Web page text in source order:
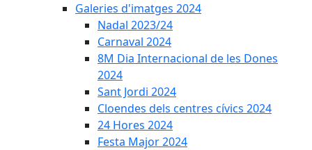
Galeries d'imatges 2024
Nadal 2023/24
Carnaval 2024
8M Dia Internacional de les Dones
2024
Sant Jordi 2024
Cloendes dels centres cívics 2024
24 Hores 2024
Festa Major 2024